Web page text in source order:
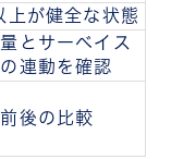
上が健全な状態
とサーベイス
連動を確認
後の比較